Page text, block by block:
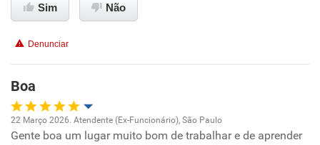
Benefícios
Recomenda esta empresa
Recomenda a diretoria
Sim Não
Denunciar
Boa
Oportunidade de promoção
22 Março 2026. Atendente (Ex-Funcionário), São Paulo
Gente boa um lugar muito bom de trabalhar e de aprender